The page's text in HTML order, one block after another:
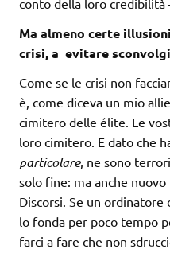
Ma almeno certe
crisi, a evitare
Come se le crisi non
è, come diceva un mio
cimitero delle élite. Le
loro cimitero. E dato che
particolare, ne sono
solo fine: ma anche
Discorsi. Se un ordinatore
lo fonda per poco tempo
farci a fare che non